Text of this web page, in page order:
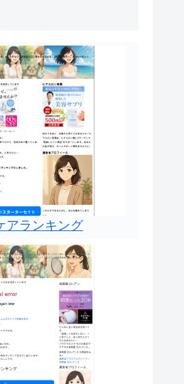
アランキング